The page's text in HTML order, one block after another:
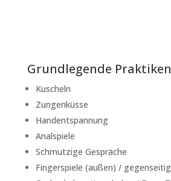
Grundlegende
Kuscheln
Zungenküsse
Handentspannung
Analspiele
Schmutzige Gespräche
Fingerspiele (außen) /